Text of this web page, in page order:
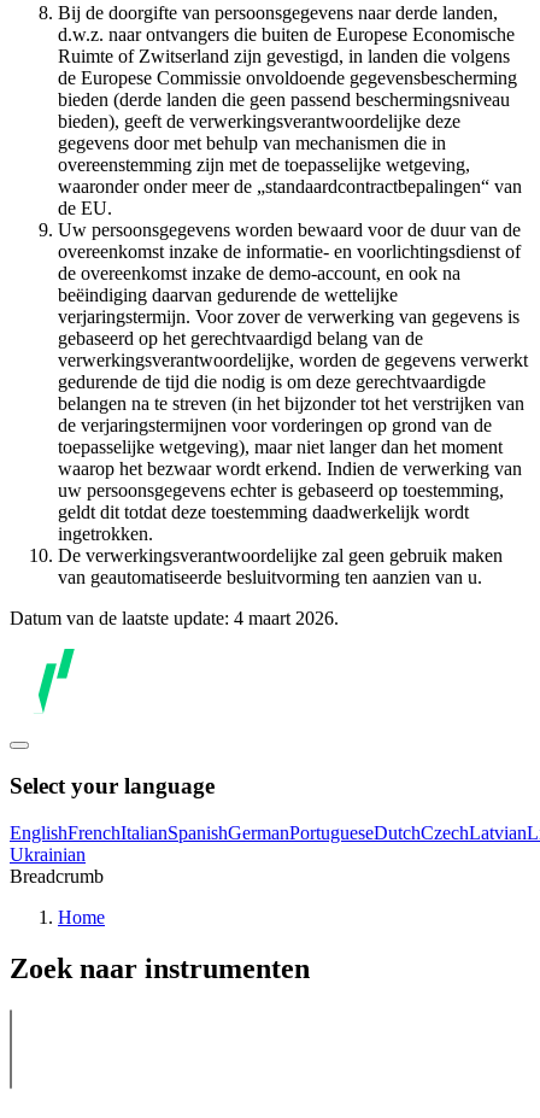
Bij de doorgifte van persoonsgegevens naar derde landen,
d.w.z. naar ontvangers die buiten de Europese Economische
Ruimte of Zwitserland zijn gevestigd, in landen die volgens
de Europese Commissie onvoldoende gegevensbescherming
bieden (derde landen die geen passend beschermingsniveau
bieden), geeft de verwerkingsverantwoordelijke deze
gegevens door met behulp van mechanismen die in
overeenstemming zijn met de toepasselijke wetgeving,
waaronder onder meer de „standaardcontractbepalingen“ van
de EU.
Uw persoonsgegevens worden bewaard voor de duur van de
overeenkomst inzake de informatie- en voorlichtingsdienst of
de overeenkomst inzake de demo-account, en ook na
beëindiging daarvan gedurende de wettelijke
verjaringstermijn. Voor zover de verwerking van gegevens is
gebaseerd op het gerechtvaardigd belang van de
verwerkingsverantwoordelijke, worden de gegevens verwerkt
gedurende de tijd die nodig is om deze gerechtvaardigde
belangen na te streven (in het bijzonder tot het verstrijken van
de verjaringstermijnen voor vorderingen op grond van de
toepasselijke wetgeving), maar niet langer dan het moment
waarop het bezwaar wordt erkend. Indien de verwerking van
uw persoonsgegevens echter is gebaseerd op toestemming,
geldt dit totdat deze toestemming daadwerkelijk wordt
ingetrokken.
De verwerkingsverantwoordelijke zal geen gebruik maken
van geautomatiseerde besluitvorming ten aanzien van u.
Datum van de laatste update: 4 maart 2026.
Select your language
EnglishFrenchItalianSpanishGermanPortugueseDutchCzechLatvian
Ukrainian
Breadcrumb
Home
Zoek naar instrumenten